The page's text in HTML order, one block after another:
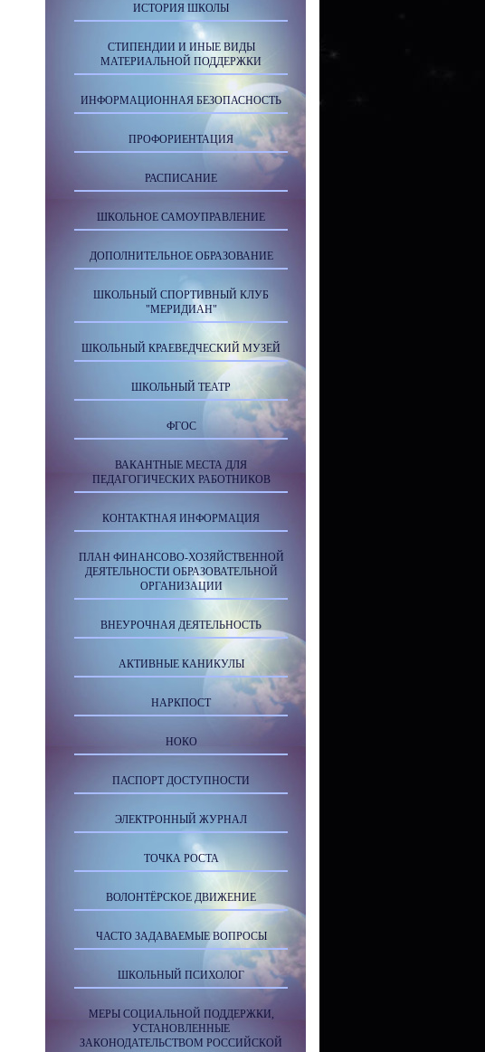
ИСТОРИЯ ШКОЛЫ
СТИПЕНДИИ И ИНЫЕ ВИДЫ
МАТЕРИАЛЬНОЙ ПОДДЕРЖКИ
ИНФОРМАЦИОННАЯ БЕЗОПАСНОСТЬ
ПРОФОРИЕНТАЦИЯ
РАСПИСАНИЕ
ШКОЛЬНОЕ САМОУПРАВЛЕНИЕ
ДОПОЛНИТЕЛЬНОЕ ОБРАЗОВАНИЕ
ШКОЛЬНЫЙ СПОРТИВНЫЙ КЛУБ
"МЕРИДИАН"
ШКОЛЬНЫЙ КРАЕВЕДЧЕСКИЙ МУЗЕЙ
ШКОЛЬНЫЙ ТЕАТР
ФГОС
ВАКАНТНЫЕ МЕСТА ДЛЯ
ПЕДАГОГИЧЕСКИХ РАБОТНИКОВ
КОНТАКТНАЯ ИНФОРМАЦИЯ
ПЛАН ФИНАНСОВО-ХОЗЯЙСТВЕННОЙ
ДЕЯТЕЛЬНОСТИ ОБРАЗОВАТЕЛЬНОЙ
ОРГАНИЗАЦИИ
ВНЕУРОЧНАЯ ДЕЯТЕЛЬНОСТЬ
АКТИВНЫЕ КАНИКУЛЫ
НАРКПОСТ
НОКО
ПАСПОРТ ДОСТУПНОСТИ
ЭЛЕКТРОННЫЙ ЖУРНАЛ
ТОЧКА РОСТА
ВОЛОНТЁРСКОЕ ДВИЖЕНИЕ
ЧАСТО ЗАДАВАЕМЫЕ ВОПРОСЫ
ШКОЛЬНЫЙ ПСИХОЛОГ
МЕРЫ СОЦИАЛЬНОЙ ПОДДЕРЖКИ,
УСТАНОВЛЕННЫЕ
ЗАКОНОДАТЕЛЬСТВОМ РОССИЙСКОЙ